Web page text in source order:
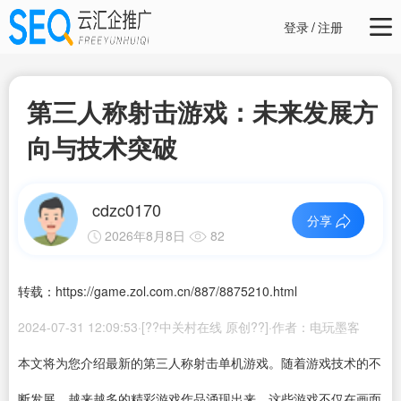
登录/注册
第三人称射击游戏：未来发展方
向与技术突破
cdzc0170
2026年8月8日 82
分享
转载：https://game.zol.com.cn/887/8875210.html
2024-07-31 12:09:53·[??中关村在线 原创??]·作者：电玩墨客
本文将为您介绍最新的第三人称射击单机游戏。随着游戏技术的不